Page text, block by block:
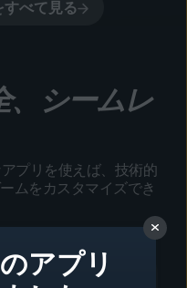
べて見る
、シームレ
プリを使えば、技術的
ムをカスタマイズでき
アプリ